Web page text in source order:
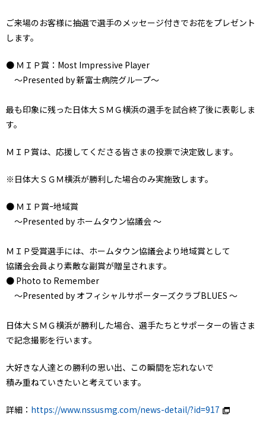
ご来場のお客様に抽選で選手のメッセージ付きでお花をプレゼント
します。
● ＭＩＰ賞：Most Impressive Player
～Presented by 新富士病院グループ～
最も印象に残った日体大ＳＭＧ横浜の選手を試合終了後に表彰しま
す。
ＭＩＰ賞は、応援してくださる皆さまの投票で決定致します。
※日体大ＳＧＭ横浜が勝利した場合のみ実施致します。
● ＭＩＰ賞ｰ地域賞
～Presented by ホームタウン協議会 ～
ＭＩＰ受賞選手には、ホームタウン協議会より地域賞として
協議会会員より素敵な副賞が贈呈されます。
● Photo to Remember
～Presented by オフィシャルサポーターズクラブBLUES ～
日体大ＳＭＧ横浜が勝利した場合、選手たちとサポーターの皆さま
で記念撮影を行います。
大好きな人達との勝利の思い出、この瞬間を忘れないで
積み重ねていきたいと考えています。
詳細： https://www.nssusmg.com/news-detail/?id=917